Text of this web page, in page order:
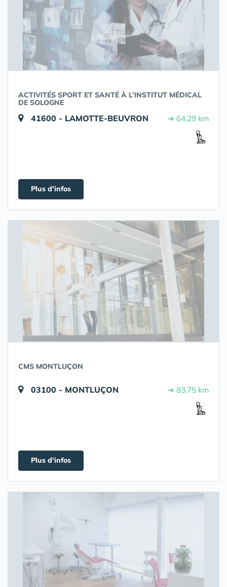
ACTIVITÉS SPORT ET SANTÉ À L’INSTITUT MÉDICAL
DE SOLOGNE
41600 - LAMOTTE-BEUVRON ➔ 64.29 km
Plus d'infos
CMS MONTLUÇON
03100 - MONTLUÇON ➔ 83.75 km
Plus d'infos